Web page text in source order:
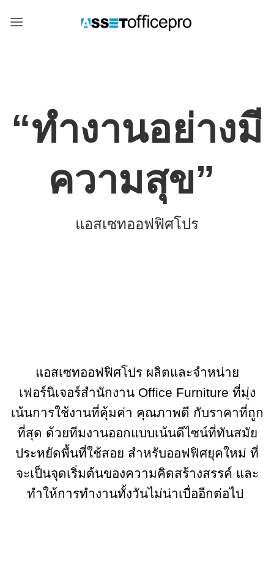
“ทำงานอย่างมี
ความสุข”
แอสเซทออฟฟิศโปร
แอสเซทออฟฟิศโปรผลิตและจำหน่าย
เฟอร์นิเจอร์สำนักงาน Office Furniture ที่มุ่ง
เน้นการใช้งานที่คุ้มค่า คุณภาพดี กับราคาที่ถูก
ที่สุด ด้วยทีมงานออกแบบเน้นดีไซน์ที่ทันสมัย
ประหยัดพื้นที่ใช้สอย สำหรับออฟฟิศยุคใหม่ ที่
จะเป็นจุดเริ่มต้นของความคิดสร้างสรรค์ และ
ทำให้การทำงานทั้งวันไม่น่าเบื่ออีกต่อไป